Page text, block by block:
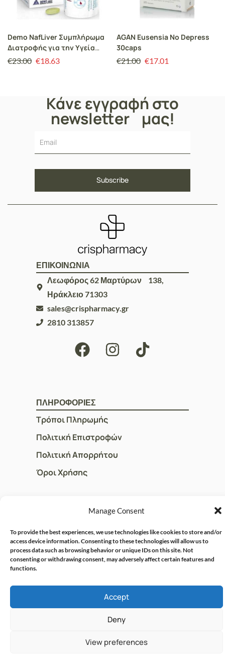
Manage Consent
To provide the best experiences, we use technologies like cookies to store and/or
access device information. Consenting to these technologies will allow us to
process data such as browsing behavior or unique IDs on this site. Not
consenting or withdrawing consent, may adversely affect certain features and
functions.
Accept
Deny
View preferences
Demo NafLiver Συμπλήρωμα
Διατροφής για την Υγεία
του Ήπατος, 30 Δισκία
€23.00 €18.63
AGAN Eusensia No Depress
30caps
€21.00 €17.01
Κάνε εγγραφή στο
newsletter μας!
ΕΠΙΚΟΙΝΩΝΙΑ
Λεωφόρος 62 Μαρτύρων 138,
Ηράκλειο 71303
sales@crispharmacy.gr
2810 313857
ΠΛΗΡΟΦΟΡΙΕΣ
Τρόποι Πληρωμής
Πολιτική Επιστροφών
Πολιτική Απορρήτου
Όροι Χρήσης
ΓΡΗΓΟΡOI ΣΥΝΔΕΣΜΟΙ
Η Ομάδα μας
Επικοινωνία
COPYRIGHT 2026
SOLVIT I.T. SOLUTIONS &